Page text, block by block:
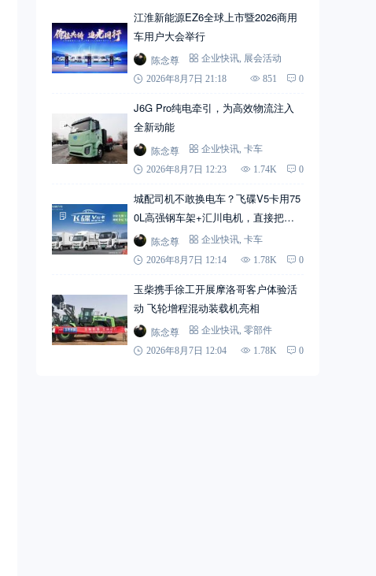
江淮新能源EZ6全球上市暨2026商用
车用户大会举行
陈念尊 企业快讯
展会活动
2026年8月7日 21:18
851 0
J6G Pro纯电牵引，为高效物流注入
全新动能
陈念尊 企业快讯 卡车
2026年8月7日 12:23
1.74K 0
城配司机不敢换电车？飞碟V5卡用75
0L高强钢车架+汇川电机，直接把信
心拉满陈念尊 企业快讯 卡车
2026年8月7日 12:14
1.78K 0
玉柴携手徐工开展摩洛哥客户体验活
动 飞轮增程混动装载机亮相
陈念尊 企业快讯 零部件
2026年8月7日 12:04
1.78K 0